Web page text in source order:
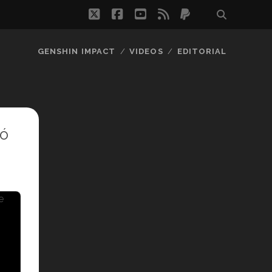
twitterfacebook
youtube
rss paypal
GENSHIN IMPACT VIDEOS EDITORIAL